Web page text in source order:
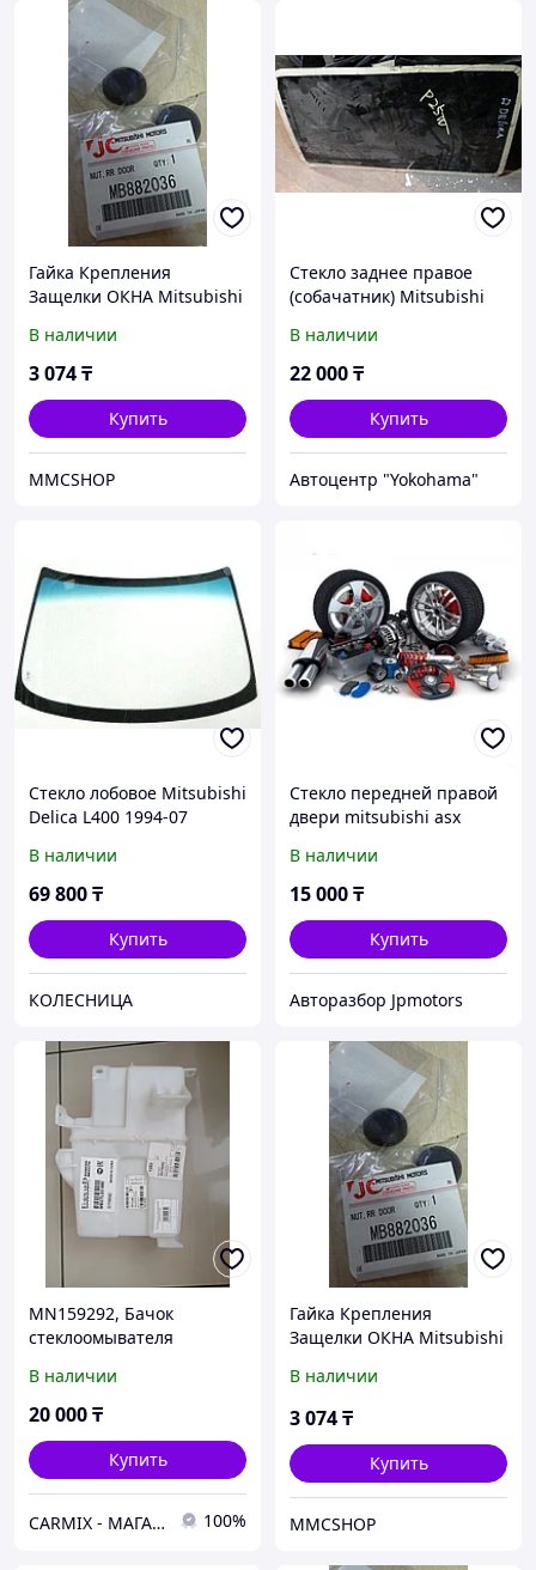
Гайка Крепления
Защелки ОКНА Mitsubishi
Delica, L400, RVR Делика
В наличии
3 074₸
Купить
MMCSHOP
Стекло заднее правое
(собачатник) Mitsubishi
В наличии
22 000₸
Купить
Автоцентр "Yokohama"
Стекло лобовое Mitsubishi
Delica L400 1994-07
В наличии
69 800₸
Купить
КОЛЕСНИЦА
Стекло передней правой
двери mitsubishi asx
В наличии
15 000₸
Купить
Авторазбор Jpmotors
MN159292, Бачок
стеклоомывателя
CU4W 2001-2006,
BODYPARTS
В наличии
20 000₸
Купить
СARMIX - МАГАЗИН АВТОЗАПЧАСТЕЙ В НУР-СУЛТАНЕ (АСТАНА) 100%
Гайка Крепления
Защелки ОКНА Mitsubishi
Delica, L400, RVR Делика
В наличии
3 074₸
Купить
MMCSHOP